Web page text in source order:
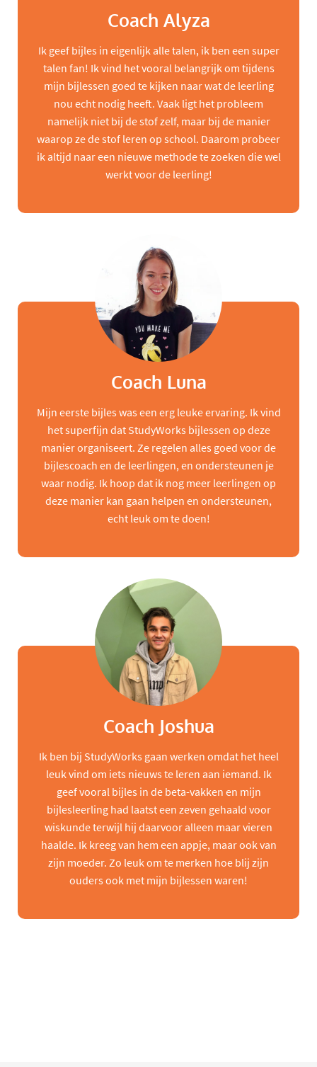
Coach Alyza
Ik geef bijles in eigenlijk alle talen, ik ben een super
talen fan! Ik vind het vooral belangrijk om tijdens
mijn bijlessen goed te kijken naar wat de leerling
nou echt nodig heeft. Vaak ligt het probleem
namelijk niet bij de stof zelf, maar bij de manier
waarop ze de stof leren op school. Daarom probeer
ik altijd naar een nieuwe methode te zoeken die wel
werkt voor de leerling!
Coach Luna
Mijn eerste bijles was een erg leuke ervaring. Ik vind
het superfijn dat StudyWorks bijlessen op deze
manier organiseert. Ze regelen alles goed voor de
bijlescoach en de leerlingen, en ondersteunen je
waar nodig. Ik hoop dat ik nog meer leerlingen op
deze manier kan gaan helpen en ondersteunen,
echt leuk om te doen!
Coach Joshua
Ik ben bij StudyWorks gaan werken omdat het heel
leuk vind om iets nieuws te leren aan iemand. Ik
geef vooral bijles in de beta-vakken en mijn
bijlesleerling had laatst een zeven gehaald voor
wiskunde terwijl hij daarvoor alleen maar vieren
haalde. Ik kreeg van hem een appje, maar ook van
zijn moeder. Zo leuk om te merken hoe blij zijn
ouders ook met mijn bijlessen waren!